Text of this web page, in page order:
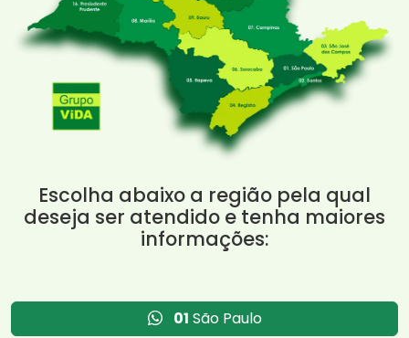
Escolha abaixo a região pela qual
deseja ser atendido e tenha maiores
informações:
01 São Paulo